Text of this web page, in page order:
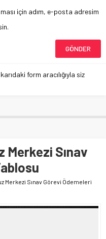
için adım, e-posta adresim
form aracılığıyla siz
Merkezi Sınav
Merkezi Sınav Görevi Ödemeleri